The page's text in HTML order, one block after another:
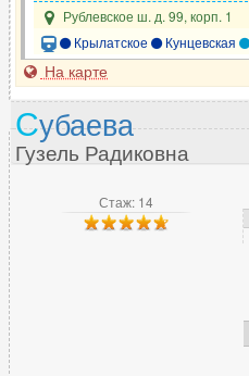
Рублевское ш. д. 99, корп. 1
Крылатское
Кунцевская
На карте
Стаж: 14
Субаева
Гузель Радиковна